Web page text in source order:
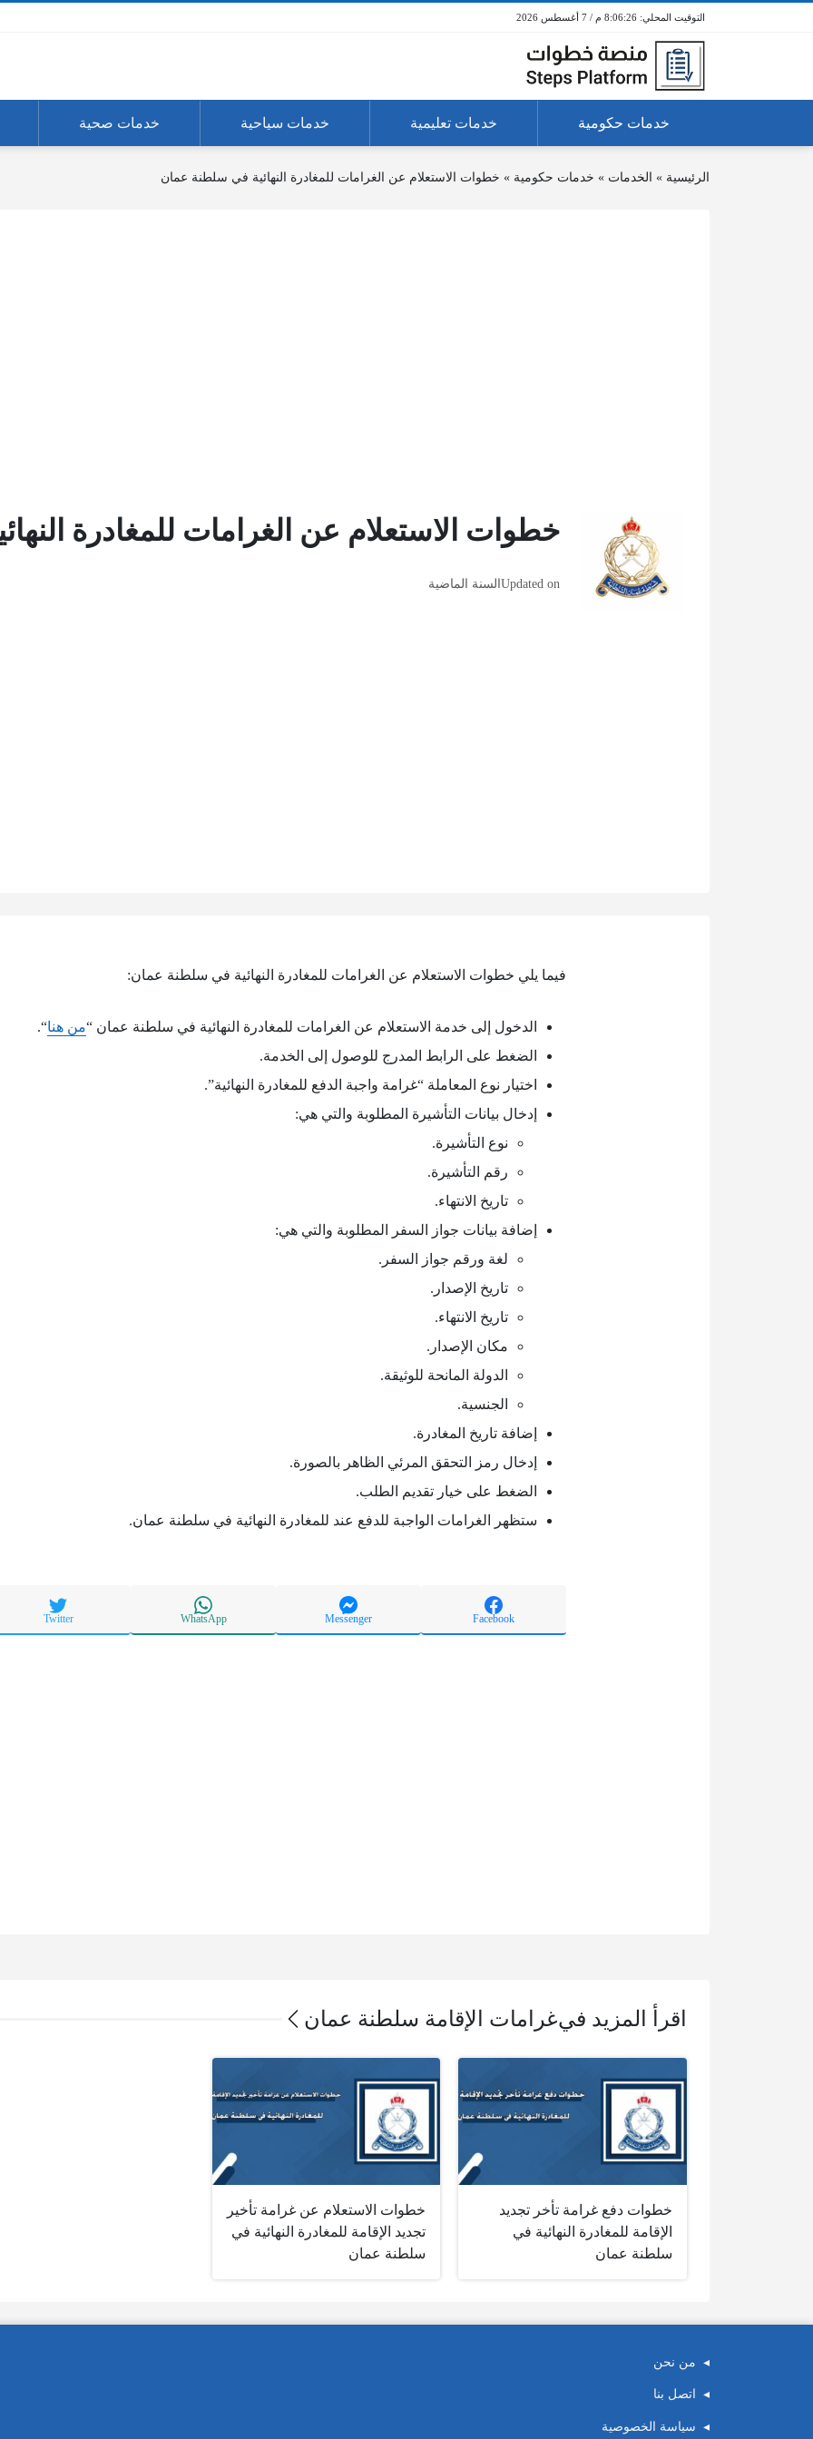
8:06:26 م / 7 أغسطس 2026
خدمات حكومية خدمات تعليمية خدمات سياحية خدمات صحية
الرئيسية » الخدمات » خدمات حكومية » خطوات الاستعلام عن الغرامات للمغادرة النهائية في سلطنة عمان
خطوات الاستعلام عن الغرامات للمغادرة
Updated onالسنة الماضية
فيما يلي خطوات الاستعلام عن الغرامات للمغادرة النهائية في سلطنة عمان:
الدخول إلى خدمة الاستعلام عن الغرامات للمغادرة النهائية في سلطنة عمان “من هنا“.
الضغط على الرابط المدرج للوصول إلى الخدمة.
اختيار نوع المعاملة “غرامة واجبة الدفع للمغادرة النهائية”.
إدخال بيانات التأشيرة المطلوبة والتي هي:
نوع التأشيرة.
رقم التأشيرة.
تاريخ الانتهاء.
إضافة بيانات جواز السفر المطلوبة والتي هي:
لغة ورقم جواز السفر.
تاريخ الإصدار.
تاريخ الانتهاء.
مكان الإصدار.
الدولة المانحة للوثيقة.
الجنسية.
إضافة تاريخ المغادرة.
إدخال رمز التحقق المرئي الظاهر بالصورة.
الضغط على خيار تقديم الطلب.
ستظهر الغرامات الواجبة للدفع عند للمغادرة النهائية في سلطنة عمان.
Facebook
Messenger
WhatsApp
Twitter
اقرأ المزيد فيغرامات الإقامة سلطنة عمان
خطوات دفع غرامة تأخر تجديد
الإقامة للمغادرة النهائية في
سلطنة عمان
خطوات الاستعلام عن غرامة تأخير
تجديد الإقامة للمغادرة النهائية في
سلطنة عمان
من نحن
اتصل بنا
سياسة الخصوصية